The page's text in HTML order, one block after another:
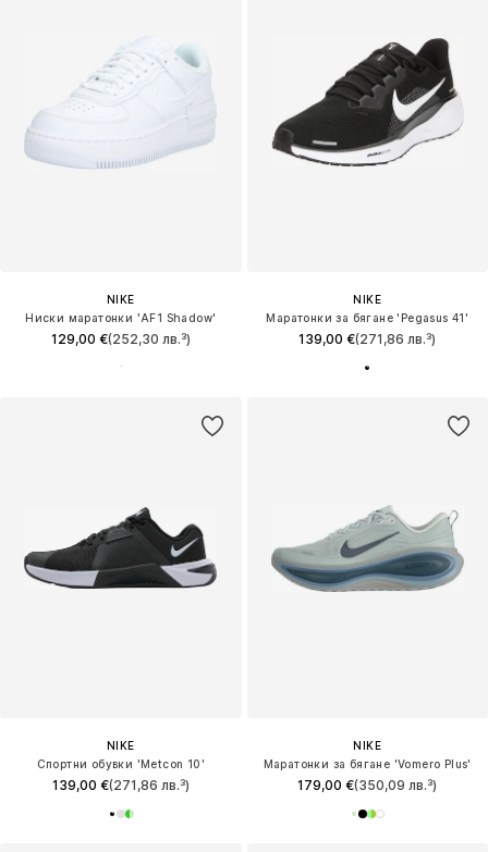
NIKE
Ниски маратонки 'AF1 Shadow'
129,00 €(252,30 лв.³)
NIKE
Маратонки за бягане 'Pegasus 41'
139,00 €(271,86 лв.³)
NIKE
Спортни обувки 'Metcon 10'
139,00 €(271,86 лв.³)
NIKE
Маратонки за бягане 'Vomero Plus'
179,00 €(350,09 лв.³)